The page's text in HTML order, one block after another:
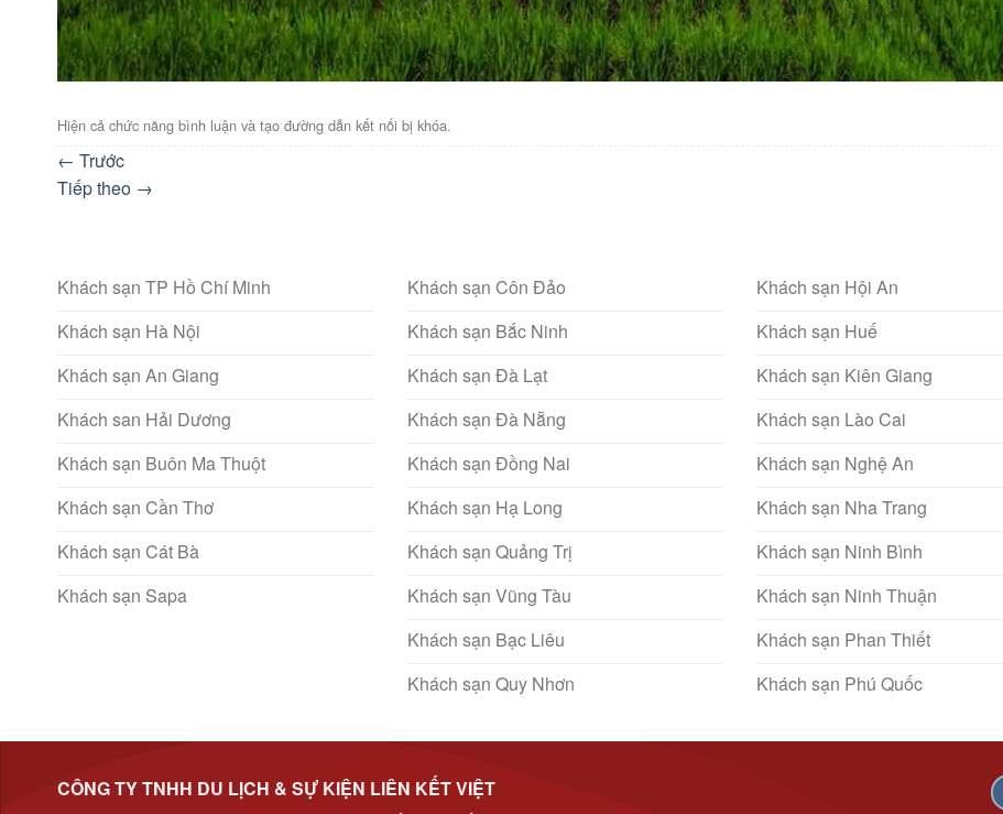
Hiện cả chức năng bình luận và tạo đường dẫn kết nối bị khóa.
← Trước
Tiếp theo →
Khách sạn TP Hồ Chí Minh
Khách sạn Hà Nội
Khách sạn An Giang
Khách san Hải Dương
Khách sạn Buôn Ma Thuột
Khách sạn Cần Thơ
Khách sạn Cát Bà
Khách sạn Sapa
Khách sạn Côn Đảo
Khách sạn Bắc Ninh
Khách sạn Đà Lạt
Khách sạn Đà Nẵng
Khách sạn Đồng Nai
Khách sạn Hạ Long
Khách sạn Quảng Trị
Khách sạn Vũng Tàu
Khách sạn Bạc Liêu
Khách sạn Quy Nhơn
Khách sạn Hội An
Khách sạn Huế
Khách sạn Kiên Giang
Khách sạn Lào Cai
Khách sạn Nghệ An
Khách sạn Nha Trang
Khách sạn Ninh Bình
Khách sạn Ninh Thuận
Khách sạn Phan Thiết
Khách sạn Phú Quốc
CÔNG TY TNHH DU LỊCH & SỰ KIỆN LIÊN KẾT VIỆT